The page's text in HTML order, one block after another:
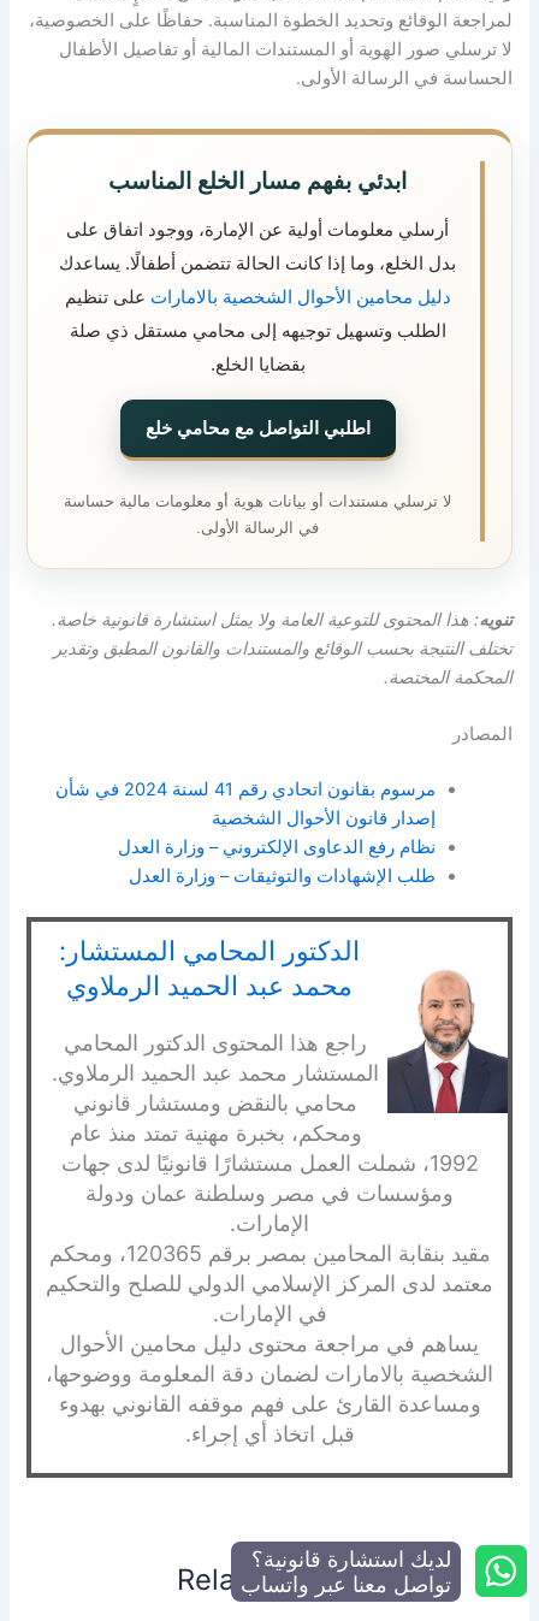
لمراجعة الوقائع وتحديد الخطوة المناسبة. حفاظًا على الخصوصية،
لا ترسلي صور الهوية أو المستندات المالية أو تفاصيل الأطفال
الحساسة في الرسالة الأولى.
ابدئي بفهم مسار الخلع المناسب
أرسلي معلومات أولية عن الإمارة، ووجود اتفاق على
بدل الخلع، وما إذا كانت الحالة تتضمن أطفالًا. يساعدك
دليل محامين الأحوال الشخصية بالامارات على تنظيم
الطلب وتسهيل توجيهه إلى محامي مستقل ذي صلة
بقضايا الخلع.
اطلبي التواصل مع محامي خلع
لا ترسلي مستندات أو بيانات هوية أو معلومات مالية حساسة
في الرسالة الأولى.
تنويه: هذا المحتوى للتوعية العامة ولا يمثل استشارة قانونية خاصة.
تختلف النتيجة بحسب الوقائع والمستندات والقانون المطبق وتقدير
المحكمة المختصة.
المصادر
مرسوم بقانون اتحادي رقم 41 لسنة 2024 في شأن
إصدار قانون الأحوال الشخصية
نظام رفع الدعاوى الإلكتروني – وزارة العدل
طلب الإشهادات والتوثيقات – وزارة العدل
الدكتور المحامي المستشار:
محمد عبد الحميد الرملاوي
راجع هذا المحتوى الدكتور المحامي
المستشار محمد عبد الحميد الرملاوي.
محامي بالنقض ومستشار قانوني
ومحكم، بخبرة مهنية تمتد منذ عام
1992، شملت العمل مستشارًا قانونيًا لدى جهات
ومؤسسات في مصر وسلطنة عمان ودولة
الإمارات.
مقيد بنقابة المحامين بمصر برقم 120365، ومحكم
معتمد لدى المركز الإسلامي الدولي للصلح والتحكيم
في الإمارات.
يساهم في مراجعة محتوى دليل محامين الأحوال
الشخصية بالامارات لضمان دقة المعلومة ووضوحها،
ومساعدة القارئ على فهم موقفه القانوني بهدوء
قبل اتخاذ أي إجراء.
Related Posts
لديك استشارة قانونية؟
تواصل معنا عبر واتساب